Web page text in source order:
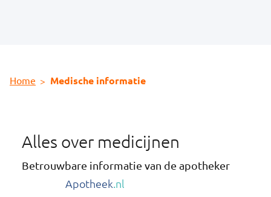
Home Medische informatie
Alles over medicijnen
Betrouwbare informatie van de apotheker
Apotheek.nl